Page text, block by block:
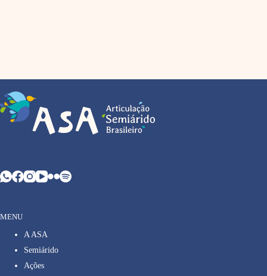
MENU
A ASA
Semiárido
Ações